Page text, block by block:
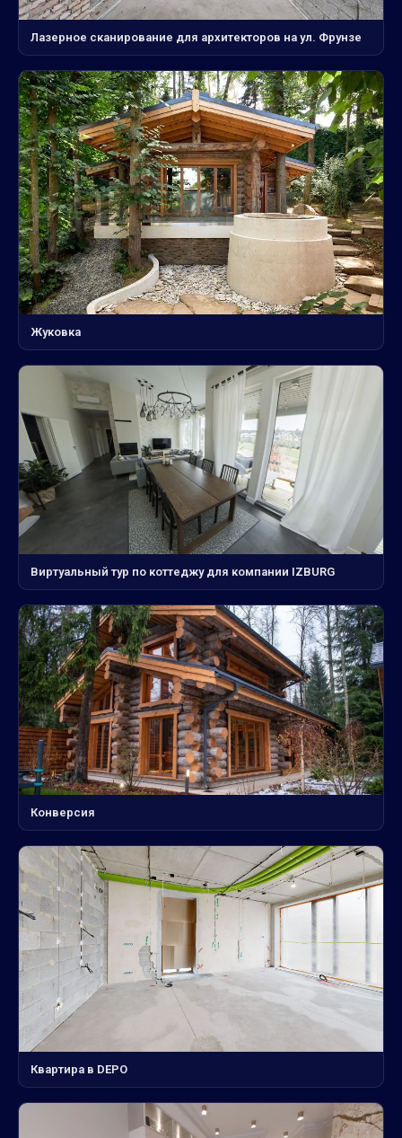
Лазерное сканирование для архитекторов на ул. Фрунзе
Жуковка
Виртуальный тур по коттеджу для компании IZBURG
Конверсия
Квартира в DEPO